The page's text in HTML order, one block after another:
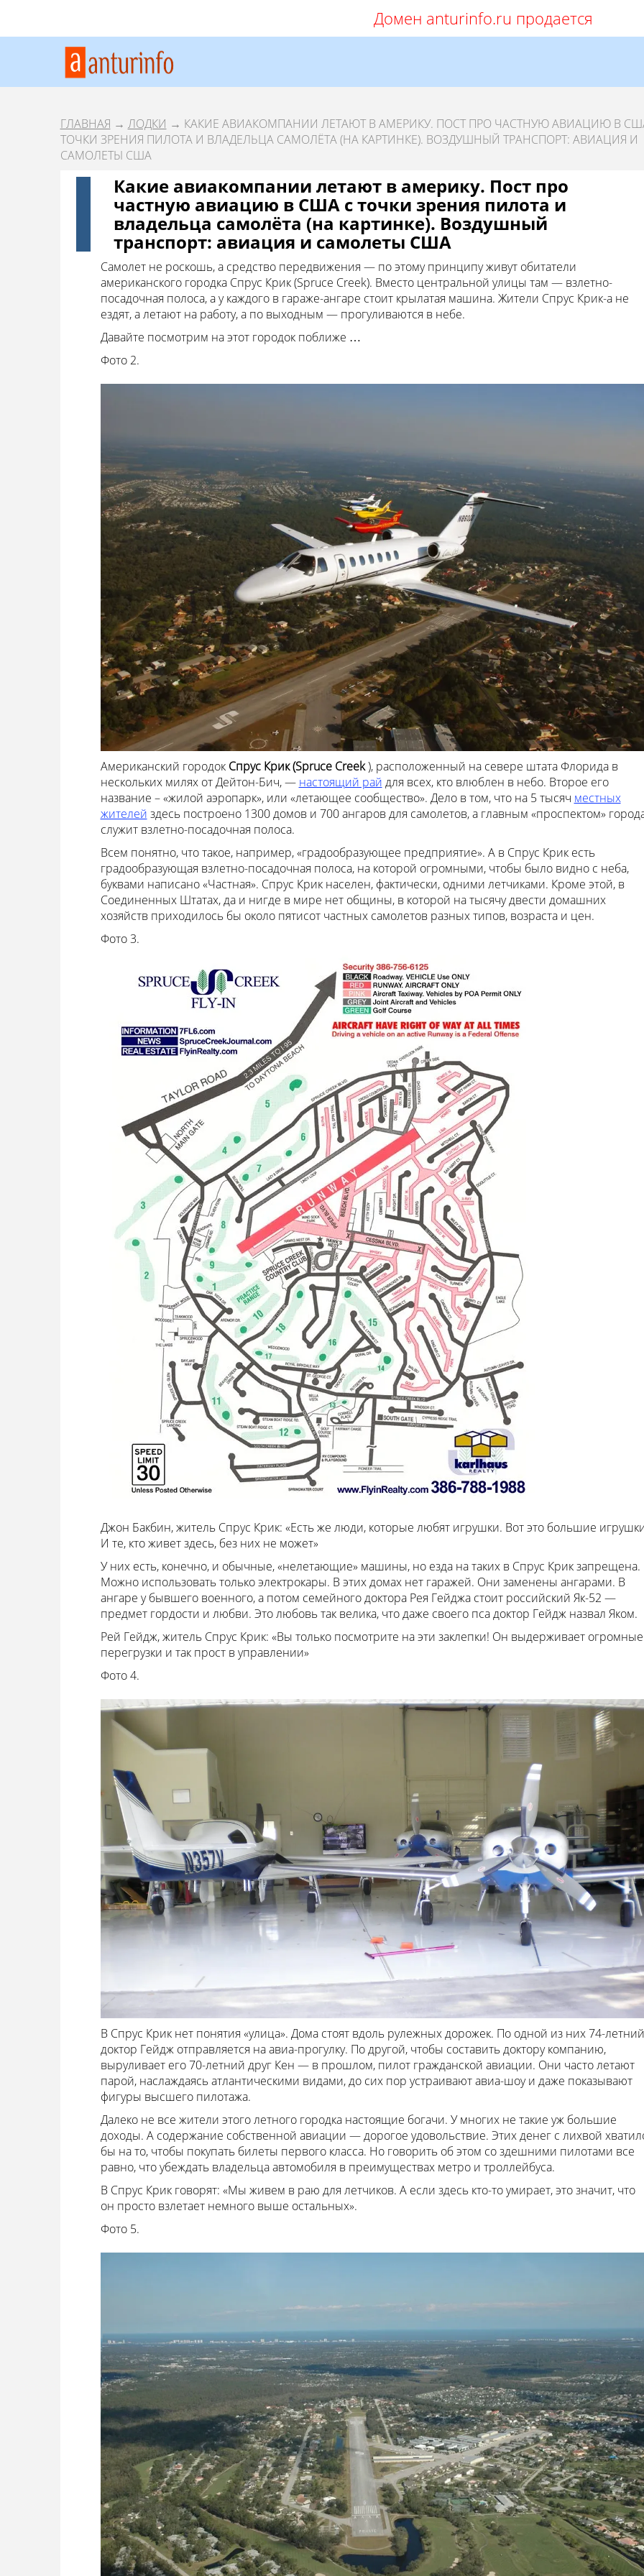
Домен anturinfo.ru продается
ГЛАВНАЯ → ЛОДКИ → КАКИЕ АВИАКОМПАНИИ ЛЕТАЮТ В АМЕРИКУ. ПОСТ ПРО ЧАСТНУЮ АВИАЦИЮ В
ТОЧКИ ЗРЕНИЯ ПИЛОТА И ВЛАДЕЛЬЦА САМОЛЁТА (НА КАРТИНКЕ). ВОЗДУШНЫЙ ТРАНСПОРТ: АВИАЦИЯ И
САМОЛЕТЫ США
Какие авиакомпании летают в америку. Пост про
частную авиацию в США с точки зрения пилота и
владельца самолёта (на картинке). Воздушный
транспорт: авиация и самолеты США
Самолeт не роскошь, а средство передвижения — по этому принципу живут обитатели
американского городка Спрус Крик (Spruce Creek). Вместо центральной улицы там — взлeтно-
посадочная полоса, а у каждого в гараже-ангаре стоит крылатая машина. Жители Спрус Крик-а не
ездят, а летают на работу, а по выходным — прогуливаются в небе.
Давайте посмотрим на этот городок поближе …
Фото 2.
Американский городок Спрус Крик (Spruce Creek), расположенный на севере штата Флорида в
нескольких милях от Дейтон-Бич, — настоящий рай для всех, кто влюблен в небо. Второе его
название – «жилой аэропарк», или «летающее сообщество». Дело в том, что на 5 тысяч местных
жителей здесь построено 1300 домов и 700 ангаров для самолетов, а главным «проспектом»
служит взлетно-посадочная полоса.
Всем понятно, что такое, например, «градообразующее предприятие». А в Спрус Крик есть
градообразующая взлетно-посадочная полоса, на которой огромными, чтобы было видно с неба,
буквами написано «Частная». Спрус Крик населен, фактически, одними летчиками. Кроме этой, в
Соединенных Штатах, да и нигде в мире нет общины, в которой на тысячу двести домашних
хозяйств приходилось бы около пятисот частных самолетов разных типов, возраста и цен.
Фото 3.
Джон Бакбин, житель Спрус Крик: «Есть же люди, которые любят игрушки. Вот это большие
И те, кто живет здесь, без них не может»
У них есть, конечно, и обычные, «нелетающие» машины, но езда на таких в Спрус Крик запрещена.
Можно использовать только электрокары. В этих домах нет гаражей. Они заменены ангарами. В
ангаре у бывшего военного, а потом семейного доктора Рея Гейджа стоит российский Як-52 —
предмет гордости и любви. Это любовь так велика, что даже своего пса доктор Гейдж назвал Яком.
Рей Гейдж, житель Спрус Крик: «Вы только посмотрите на эти заклепки! Он выдерживает огромные
перегрузки и так прост в управлении»
Фото 4.
В Спрус Крик нет понятия «улица». Дома стоят вдоль рулежных дорожек. По одной из них 74-летний
доктор Гейдж отправляется на авиа-прогулку. По другой, чтобы составить доктору компанию,
выруливает его 70-летний друг Кен — в прошлом, пилот гражданской авиации. Они часто летают
парой, наслаждаясь атлантическими видами, до сих пор устраивают авиа-шоу и даже показывают
фигуры высшего пилотажа.
Далеко не все жители этого летного городка настоящие богачи. У многих не такие уж большие
доходы. А содержание собственной авиации — дорогое удовольствие. Этих денег с лихвой
бы на то, чтобы покупать билеты первого класса. Но говорить об этом со здешними пилотами все
равно, что убеждать владельца автомобиля в преимуществах метро и троллейбуса.
В Спрус Крик говорят: «Мы живем в раю для летчиков. А если здесь кто-то умирает, это значит, что
он просто взлетает немного выше остальных».
Фото 5.